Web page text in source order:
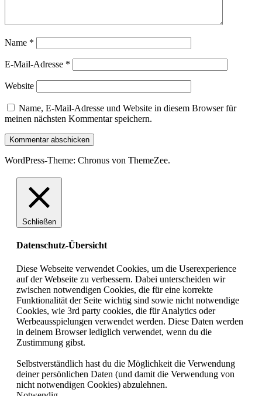
Name *
E-Mail-Adresse *
Website
Name, E-Mail-Adresse und Website in diesem Browser für
meinen nächsten Kommentar speichern.
WordPress-Theme: Chronus von ThemeZee.
Schließen
Datenschutz-Übersicht
Diese Webseite verwendet Cookies, um die Userexperience
auf der Webseite zu verbessern. Dabei unterscheiden wir
zwischen notwendigen Cookies, die für eine korrekte
Funktionalität der Seite wichtig sind sowie nicht notwendige
Cookies, wie 3rd party cookies, die für Analytics oder
Werbeausspielungen verwendet werden. Diese Daten werden
in deinem Browser lediglich verwendet, wenn du die
Zustimmung gibst.
Selbstverständlich hast du die Möglichkeit die Verwendung
deiner persönlichen Daten (und damit die Verwendung von
nicht notwendigen Cookies) abzulehnen.